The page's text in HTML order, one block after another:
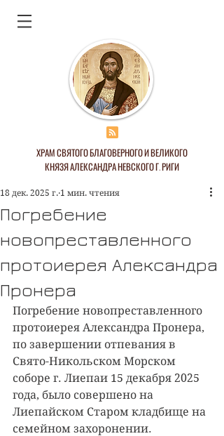
ХРАМ СВЯТОГО БЛАГОВЕРНОГО И ВЕЛИКОГО
КНЯЗЯ АЛЕКСАНДРА НЕВСКОГО Г. РИГИ
Погребение
новопреставленного
протоиерея Александра
Пронера
18 дек. 2025 г. 1 мин. чтения
Погребение новопреставленного
протоиерея Александра Пронера,
по завершении отпевания в
Свято-Никольском Морском
соборе г. Лиепаи 15 декабря 2025
года, было совершено на
Лиепайском Старом кладбище на
семейном захоронении.